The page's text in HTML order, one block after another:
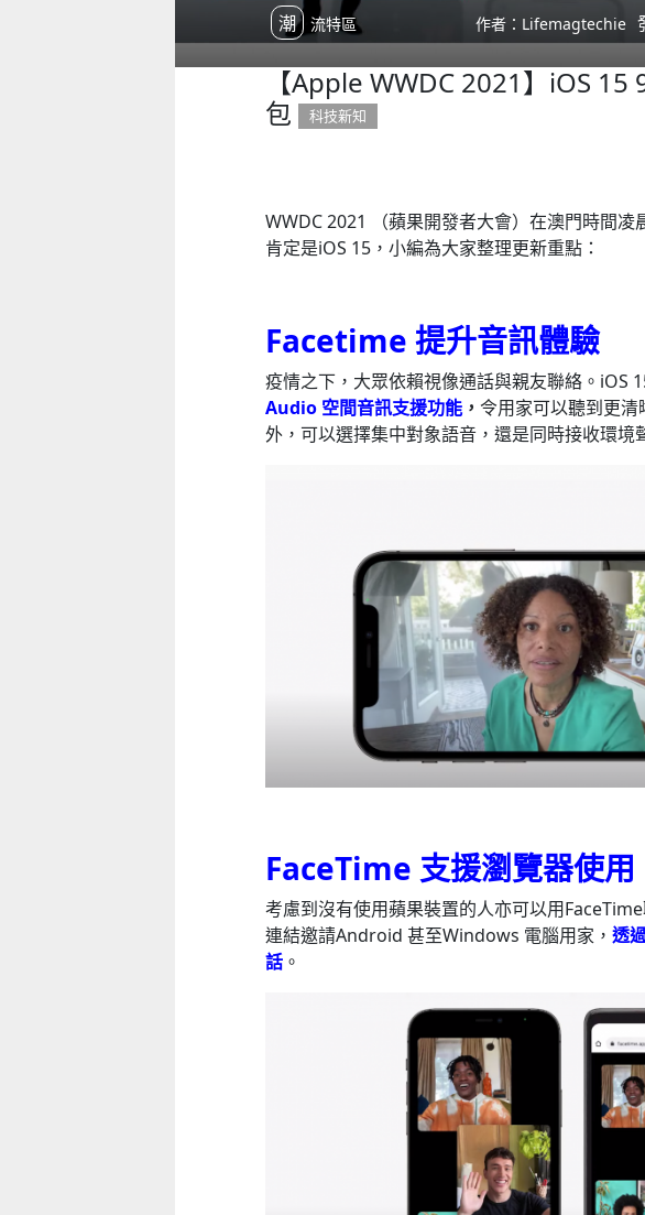
潮流特區 作者：Lifemagtechie
【Apple WWDC 2021】iOS 15
包
科技新知
WWDC 2021 （蘋果開發者大會）在澳門時間凌
肯定是iOS 15，小編為大家整理更新重點：
Facetime 提升音訊體驗
疫情之下，大眾依賴視像通話與親友聯絡。iOS
Audio 空間音訊支援功能 ， 令用家可以聽到更
外，可以選擇集中對象語音，還是同時接收環境
FaceTime 支援瀏覽器使用
考慮到沒有使用蘋果裝置的人亦可以用
連結邀請Android 甚至Windows 電腦用家， 透
話 。
小眼晴「聽」大世界
童心探秘澳門
西